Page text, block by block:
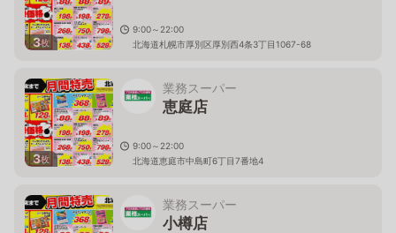
3枚
9:00～22:00
北海道札幌市厚別区厚別西4条3丁目1067-68
3枚
業務スーパー
恵庭店
9:00～22:00
北海道恵庭市中島町6丁目7番地4
業務スーパー
小樽店